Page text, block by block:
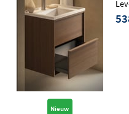
Nieuw